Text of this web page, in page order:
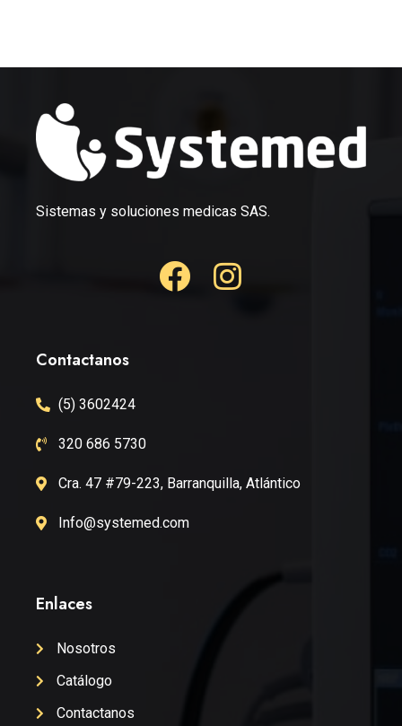
Sistemas y soluciones medicas SAS.
Contactanos
(5) 3602424
320 686 5730
Cra. 47 #79-223, Barranquilla, Atlántico
Info@systemed.com
Enlaces
Nosotros
Catálogo
Contactanos